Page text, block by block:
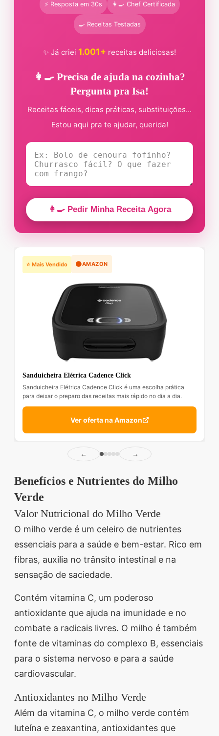
⚡ Resposta em 30s 👩‍🍳 Chef Certificada
🍳 Receitas Testadas
✨ Já criei 1.001+ receitas deliciosas!
👩‍🍳 Precisa de ajuda na cozinha?
Pergunta pra Isa!
Receitas fáceis, dicas práticas, substituições...
Estou aqui pra te ajudar, querida!
👩‍🍳 Pedir Minha Receita Agora
⭐ Mais Vendido 🟠AMAZON
Sanduicheira Elétrica Cadence Click
Sanduicheira Elétrica Cadence Click é uma escolha prática
para deixar o preparo das receitas mais rápido no dia a dia.
Ver oferta na Amazon
← →
Benefícios e Nutrientes do Milho
Verde
Valor Nutricional do Milho Verde
O milho verde é um celeiro de nutrientes
essenciais para a saúde e bem-estar. Rico em
fibras, auxilia no trânsito intestinal e na
sensação de saciedade.
Contém vitamina C, um poderoso
antioxidante que ajuda na imunidade e no
combate a radicais livres. O milho é também
fonte de vitaminas do complexo B, essenciais
para o sistema nervoso e para a saúde
cardiovascular.
Antioxidantes no Milho Verde
Além da vitamina C, o milho verde contém
luteína e zeaxantina, antioxidantes que